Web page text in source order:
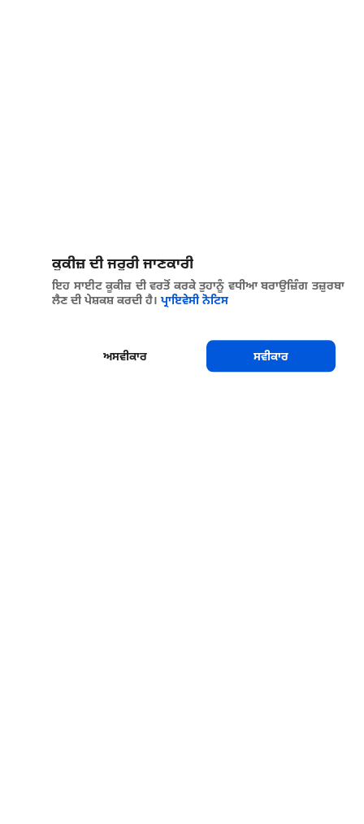
ਕੂਕੀਜ਼ ਦੀ ਜਰੂਰੀ ਜਾਣਕਾਰੀ
ਇਹ ਸਾਈਟ ਕੂਕੀਜ਼ ਦੀ ਵਰਤੋਂ ਕਰਕੇ ਤੁਹਾਨੂੰ ਵਧੀਆ ਬਰਾਉਜ਼ਿੰਗ ਤਜ਼ੁਰਬਾ
ਲੈਣ ਦੀ ਪੇਸ਼ਕਸ਼ ਕਰਦੀ ਹੈ।ਪ੍ਰਾਇਵੇਸੀ ਨੋਟਿਸ
ਅਸਵੀਕਾਰ ਸਵੀਕਾਰ